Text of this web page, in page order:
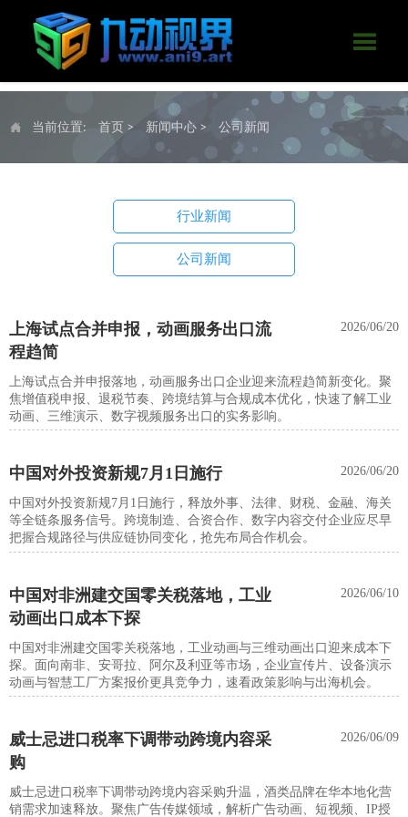

 当前位置: 首页 > 新闻中心 > 公司新闻
行业新闻
公司新闻
上海试点合并申报，动画服务出口流
程趋简
2026/06/20
上海试点合并申报落地，动画服务出口企业迎来流程趋简新变化。聚
焦增值税申报、退税节奏、跨境结算与合规成本优化，快速了解工业
动画、三维演示、数字视频服务出口的实务影响。
中国对外投资新规7月1日施行 2026/06/20
中国对外投资新规7月1日施行，释放外事、法律、财税、金融、海关
等全链条服务信号。跨境制造、合资合作、数字内容交付企业应尽早
把握合规路径与供应链协同变化，抢先布局合作机会。
中国对非洲建交国零关税落地，工业
动画出口成本下探
2026/06/10
中国对非洲建交国零关税落地，工业动画与三维动画出口迎来成本下
探。面向南非、安哥拉、阿尔及利亚等市场，企业宣传片、设备演示
动画与智慧工厂方案报价更具竞争力，速看政策影响与出海机会。
威士忌进口税率下调带动跨境内容采
购
2026/06/09
威士忌进口税率下调带动跨境内容采购升温，酒类品牌在华本地化营
销需求加速释放。聚焦广告传媒领域，解析广告动画、短视频、IP授